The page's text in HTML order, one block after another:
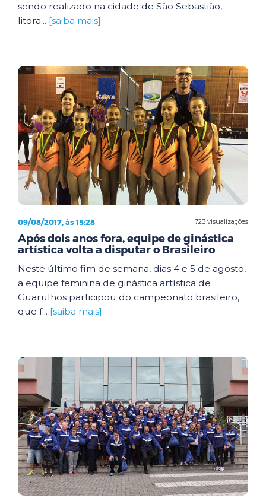
sendo realizado na cidade de São Sebastião,
litora... [saiba mais]
723 visualizações
09/08/2017, às 15:28
Após dois anos fora, equipe de ginástica
artística volta a disputar o Brasileiro
Neste último fim de semana, dias 4 e 5 de agosto,
a equipe feminina de ginástica artística de
Guarulhos participou do campeonato brasileiro,
que f... [saiba mais]